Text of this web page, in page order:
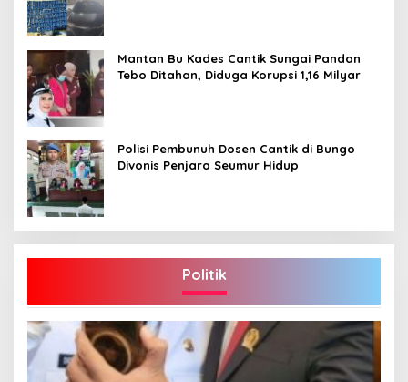
Mantan Bu Kades Cantik Sungai Pandan
Tebo Ditahan, Diduga Korupsi 1,16 Milyar
Polisi Pembunuh Dosen Cantik di Bungo
Divonis Penjara Seumur Hidup
Politik